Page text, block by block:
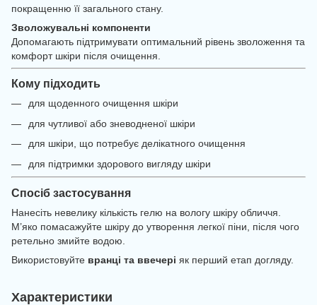
покращенню її загального стану.
Зволожувальні компоненти
Допомагають підтримувати оптимальний рівень зволоження та
комфорт шкіри після очищення.
Кому підходить
для щоденного очищення шкіри
для чутливої або зневодненої шкіри
для шкіри, що потребує делікатного очищення
для підтримки здорового вигляду шкіри
Спосіб застосування
Нанесіть невелику кількість гелю на вологу шкіру обличчя.
М’яко помасажуйте шкіру до утворення легкої піни, після чого
ретельно змийте водою.
Використовуйте вранці та ввечері як перший етап догляду.
Характеристики